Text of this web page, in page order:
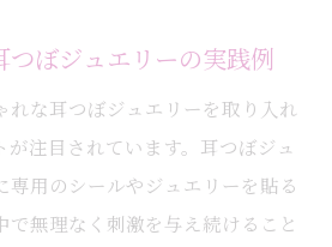
つぼジュエリーの実践例
れな耳つぼジュエリーを取り入れ
が注目されています。耳つぼジュ
専用のシールやジュエリーを貼る
で無理なく刺激を与え続けること